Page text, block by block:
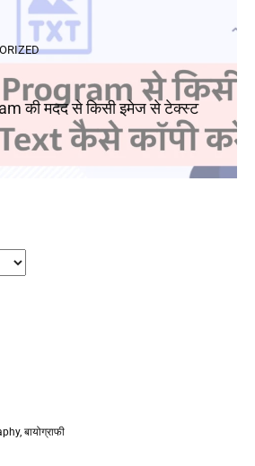
की मदद से किसी इमेज से टेक्स्ट
, बायोग्राफी